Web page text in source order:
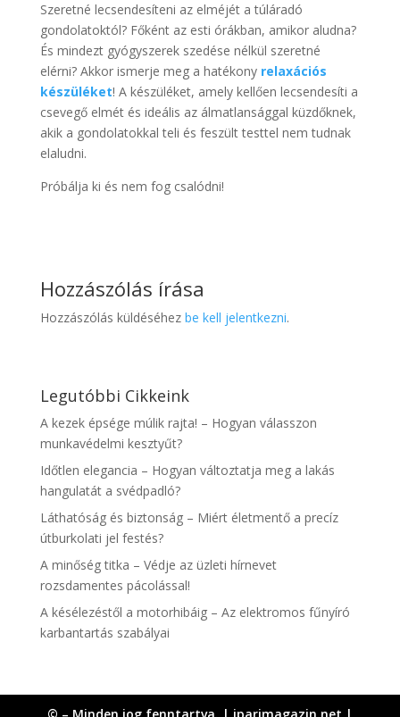
Szeretné lecsendesíteni az elméjét a túláradó
gondolatoktól? Főként az esti órákban, amikor aludna?
És mindezt gyógyszerek szedése nélkül szeretné
elérni? Akkor ismerje meg a hatékonyrelaxációs
készüléket! A készüléket, amely kellően lecsendesíti a
csevegő elmét és ideális az álmatlansággal küzdőknek,
akik a gondolatokkal teli és feszült testtel nem tudnak
elaludni.
Próbálja ki és nem fog csalódni!
Hozzászólás írása
Hozzászólás küldéséhez be kell jelentkezni.
Legutóbbi Cikkeink
A kezek épsége múlik rajta! – Hogyan válasszon
munkavédelmi kesztyűt?
Időtlen elegancia – Hogyan változtatja meg a lakás
hangulatát a svédpadló?
Láthatóság és biztonság – Miért életmentő a precíz
útburkolati jel festés?
A minőség titka – Védje az üzleti hírnevet
rozsdamentes pácolással!
A késélezéstől a motorhibáig – Az elektromos fűnyíró
karbantartás szabályai